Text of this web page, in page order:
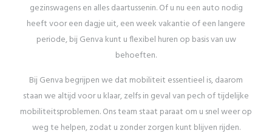
gezinswagens en alles daartussenin. Of u nu een auto nodig
heeft voor een dagje uit, een week vakantie of een langere
periode, bij Genva kunt u flexibel huren op basis van uw
behoeften.
Bij Genva begrijpen we dat mobiliteit essentieel is, daarom
staan we altijd voor u klaar, zelfs in geval van pech of tijdelijke
mobiliteitsproblemen. Ons team staat paraat om u snel weer op
weg te helpen, zodat u zonder zorgen kunt blijven rijden.